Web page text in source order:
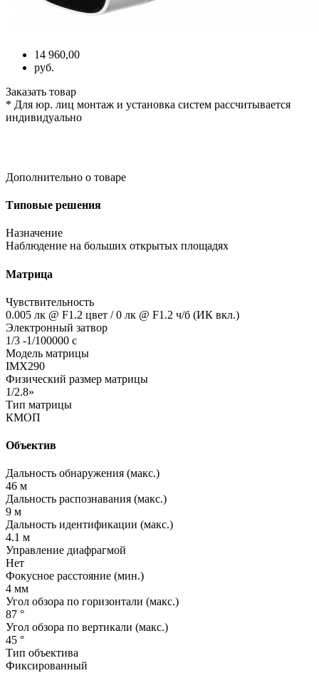
14 960,00
руб.
Заказать товар
* Для юр. лиц монтаж и установка систем рассчитывается
индивидуально
Дополнительно о товаре
Типовые решения
Назначение
Наблюдение на больших открытых площадях
Матрица
Чувствительность
0.005 лк @ F1.2 цвет / 0 лк @ F1.2 ч/б (ИК вкл.)
Электронный затвор
1/3 -1/100000 с
Модель матрицы
IMX290
Физический размер матрицы
1/2.8»
Тип матрицы
КМОП
Объектив
Дальность обнаружения (макс.)
46 м
Дальность распознавания (макс.)
9 м
Дальность идентификации (макс.)
4.1 м
Управление диафрагмой
Нет
Фокусное расстояние (мин.)
4 мм
Угол обзора по горизонтали (макс.)
87 °
Угол обзора по вертикали (макс.)
45 °
Тип объектива
Фиксированный